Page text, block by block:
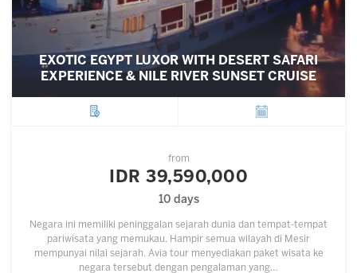
EXOTIC EGYPT LUXOR WITH DESERT SAFARI
EXPERIENCE & NILE RIVER SUNSET CRUISE
from
IDR 39,590,000
10 days
Negara ini memiliki peninggalan sejarah dunia dan tempat-tempat
pariwisata yang memukau. Hampir semua wilayah di Mesir
mempunyai nilai sejarah. Avia tour menyediakan paket wisata ke
negara tersebut dengan pengalaman yang…